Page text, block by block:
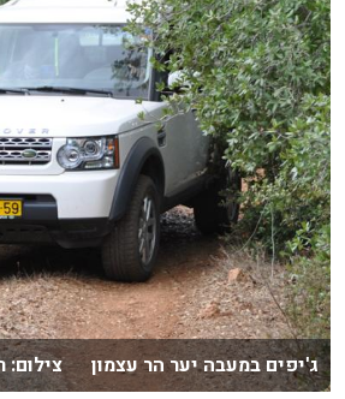
ג'יפים במעבה יער הר עצמון צילום: